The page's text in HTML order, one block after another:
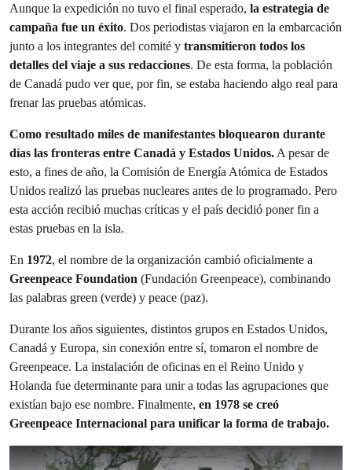
Aunque la expedición no tuvo el final esperado, la estrategia de
campaña fue un éxito. Dos periodistas viajaron en la embarcación
junto a los integrantes del comité y transmitieron todos los
detalles del viaje a sus redacciones. De esta forma, la población
de Canadá pudo ver que, por fin, se estaba haciendo algo real para
frenar las pruebas atómicas.
Como resultado miles de manifestantes bloquearon durante
días las fronteras entre Canadá y Estados Unidos.A pesar de
esto, a fines de año, la Comisión de Energía Atómica de Estados
Unidos realizó las pruebas nucleares antes de lo programado. Pero
esta acción recibió muchas críticas y el país decidió poner fin a
estas pruebas en la isla.
En 1972, el nombre de la organización cambió oficialmente a
Greenpeace Foundation (Fundación Greenpeace), combinando
las palabras green (verde) y peace (paz).
Durante los años siguientes, distintos grupos en Estados Unidos,
Canadá y Europa, sin conexión entre sí, tomaron el nombre de
Greenpeace. La instalación de oficinas en el Reino Unido y
Holanda fue determinante para unir a todas las agrupaciones que
existían bajo ese nombre. Finalmente, en 1978 se creó
Greenpeace Internacional para unificar la forma de trabajo.